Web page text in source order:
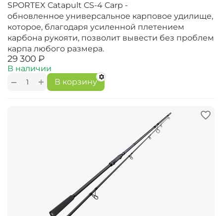
SPORTEX Catapult CS-4 Carp -
обновленное универсальное карповое удилище,
которое, благодаря усиленной плетением
карбона рукояти, позволит вывести без проблем
карпа любого размера.
‍29 300‍ ₽
В наличии
+
− В корзину